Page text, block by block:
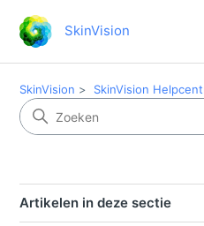
SkinVision
SkinVision SkinVision
Artikelen in deze sectie